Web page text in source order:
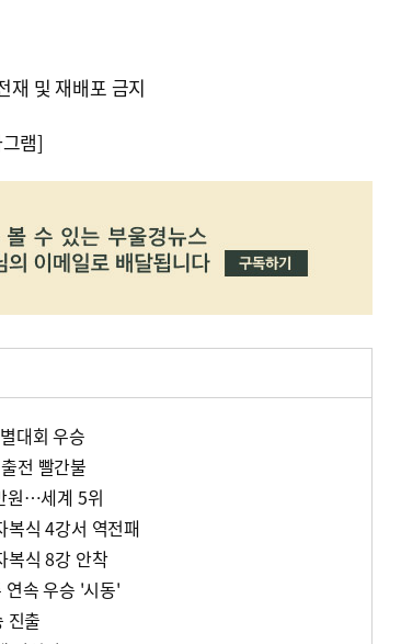
및 재배포 금지
램]
대회 우승
전 빨간불
원…세계 5위
식 4강서 역전패
복식 8강 안착
속 우승 '시동'
진출